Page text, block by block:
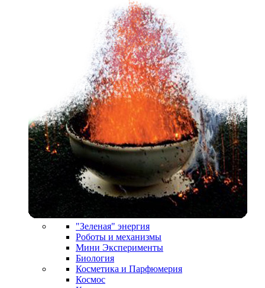
"Зеленая" энергия
Роботы и механизмы
Мини Эксперименты
Биология
Косметика и Парфюмерия
Космос